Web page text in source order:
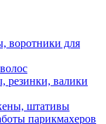
воротники для
валики
штативы
парикмахеров